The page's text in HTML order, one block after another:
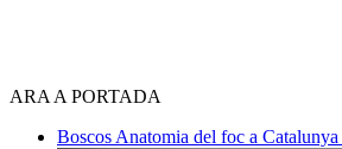
ARA A PORTADA
Boscos Anatomia del foc a Catalunya